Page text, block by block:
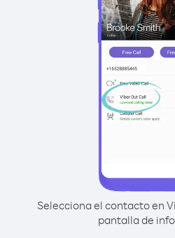
Selecciona el contacto en
pantalla de